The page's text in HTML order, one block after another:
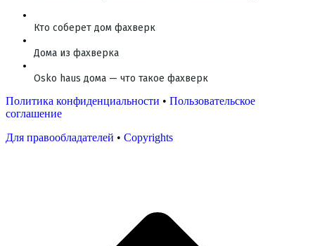
Кто соберет дом фахверк
Дома из фахверка
Osko haus дома — что такое фахверк
Политика конфиденциальности • Пользовательское
соглашение
Для правообладателей • Copyrights